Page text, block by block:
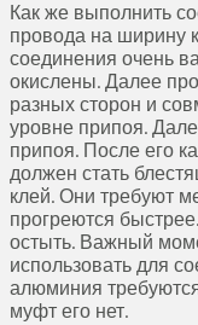
Как же выполнить
провода на ширину
соединения очень
окислены. Далее
разных сторон и
уровне припоя.
припоя. После его
должен стать
клей. Они требуют
прогреются
остыть. Важный
использовать для
алюминия
муфт его нет.